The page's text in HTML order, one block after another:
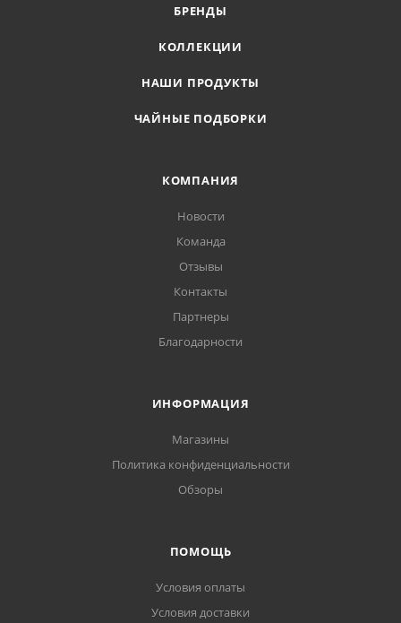
БРЕНДЫ
КОЛЛЕКЦИИ
НАШИ ПРОДУКТЫ
ЧАЙНЫЕ ПОДБОРКИ
КОМПАНИЯ
Новости
Команда
Отзывы
Контакты
Партнеры
Благодарности
ИНФОРМАЦИЯ
Магазины
Политика конфиденциальности
Обзоры
ПОМОЩЬ
Условия оплаты
Условия доставки